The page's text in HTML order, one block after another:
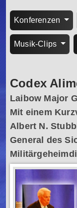
Konferenzen
Musik-Clips
Codex
Laibow Major
Mit einem
Albert N.
General des